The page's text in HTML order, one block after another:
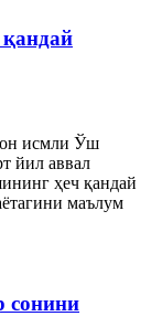
исмли Ўш
йил аввал
ҳеч қандай
маълум
сонини